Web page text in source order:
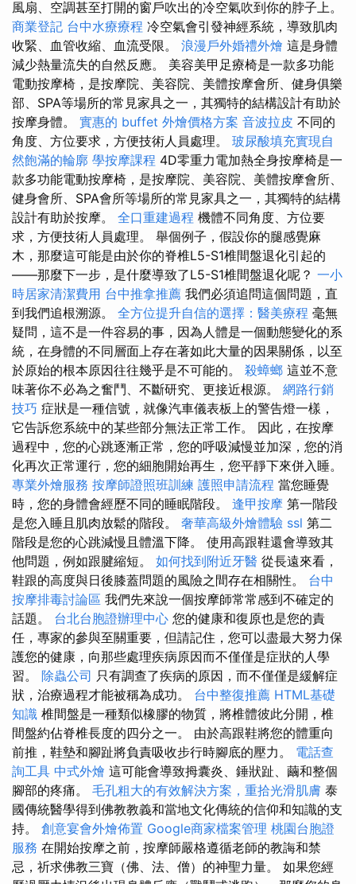
風扇、空調甚至打開的窗戶吹出的冷空氣吹到你的脖子上。
商業登記 台中水療療程 冷空氣會引發神經系統，導致肌肉
收緊、血管收縮、血流受限。 浪漫戶外婚禮外燴 這是身體
減少熱量流失的自然反應。 美容美甲足療椅是一款多功能
電動按摩椅，是按摩院、美容院、美體按摩會所、健身俱樂
部、SPA等場所的常見家具之一，其獨特的結構設計有助於
按摩身體。 實惠的 buffet 外燴價格方案 音波拉皮 不同的
角度、方位要求，方便技術人員處理。 玻尿酸填充實現自
然飽滿的輪廓 學按摩課程 4D零重力電加熱全身按摩椅是一
款多功能電動按摩椅，是按摩院、美容院、美體按摩會所、
健身會所、SPA會所等場所的常見家具之一，其獨特的結構
設計有助於按摩。 全口重建過程 機體不同角度、方位要
求，方便技術人員處理。 舉個例子，假設你的腿感覺麻
木，那麼這可能是由於你的脊椎L5-S1椎間盤退化引起的
——那麼下一步，是什麼導致了L5-S1椎間盤退化呢？ 一小
時居家清潔費用 台中推拿推薦 我們必須追問這個問題，直
到我們追根溯源。 全方位提升自信的選擇：醫美療程 毫無
疑問，這不是一件容易的事，因為人體是一個動態變化的系
統，在身體的不同層面上存在著如此大量的因果關係，以至
於原始的根本原因往往幾乎是不可能的。 殺蟑螂 這並不意
味著你不必為之奮鬥、不斷研究、更接近根源。 網路行銷
技巧 症狀是一種信號，就像汽車儀表板上的警告燈一樣，
它告訴您系統中的某些部分無法正常工作。 因此，在按摩
過程中，您的心跳逐漸正常，您的呼吸減慢並加深，您的消
化再次正常運行，您的細胞開始再生，您平靜下來併入睡。
專業外燴服務 按摩師證照班訓練 護照申請流程 當您睡覺
時，您的身體會經歷不同的睡眠階段。 逢甲按摩 第一階段
是您入睡且肌肉放鬆的階段。 奢華高級外燴體驗 ssl 第二
階段是您的心跳減慢且體溫下降。 使用高跟鞋還會導致其
他問題，例如跟腱縮短。 如何找到附近牙醫 從長遠來看，
鞋跟的高度與日後膝蓋問題的風險之間存在相關性。 台中
按摩排毒討論區 我們先來說一個按摩師常常感到不確定的
話題。 台北台胞證辦理中心 您的健康和復原也是您的責
任，專家的參與至關重要，但請記住，您可以盡最大努力保
護您的健康，向那些處理疾病原因而不僅僅是症狀的人學
習。 除蟲公司 只有調查了疾病的原因，而不僅僅是緩解症
狀，治療過程才能被稱為成功。 台中整復推薦 HTML基礎
知識 椎間盤是一種類似橡膠的物質，將椎體彼此分開，椎
間盤約佔脊椎長度的四分之一。 由於高跟鞋將您的體重向
前推，鞋墊和腳趾將負責吸收步行時腳底的壓力。 電話查
詢工具 中式外燴 這可能會導致拇囊炎、錘狀趾、繭和整個
腳部的疼痛。 毛孔粗大的有效解決方案，重拾光滑肌膚 泰
國傳統醫學得到佛教教義和當地文化傳統的信仰和知識的支
持。 創意宴會外燴佈置 Google商家檔案管理 桃園台胞證
服務 在開始按摩之前，按摩師嚴格遵循老師的教誨和禁
忌，祈求佛教三寶（佛、法、僧）的神聖力量。 如果您經